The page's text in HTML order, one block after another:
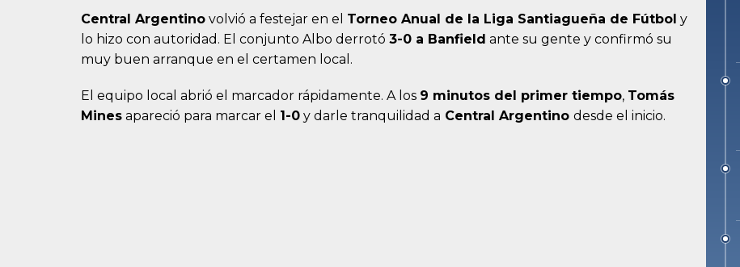
Central Argentino volvió a festejar en el Torneo Anual de la Liga Santiagueña de Fútbol y
lo hizo con autoridad. El conjunto Albo derrotó 3-0 a Banfield ante su gente y confirmó su
muy buen arranque en el certamen local.
El equipo local abrió el marcador rápidamente. A los 9 minutos del primer tiempo, Tomás
Mines apareció para marcar el 1-0 y darle tranquilidad a Central Argentino desde el inicio.